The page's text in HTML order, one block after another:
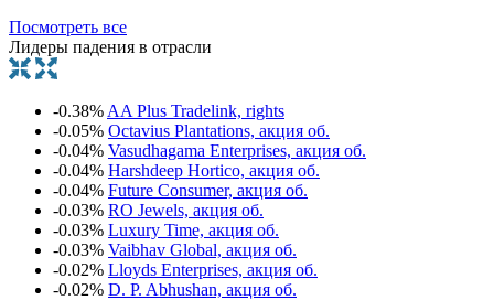
Посмотреть все
Лидеры падения в отрасли
-0.38% AA Plus Tradelink, rights
-0.05% Octavius Plantations, акция об.
-0.04% Vasudhagama Enterprises, акция об.
-0.04% Harshdeep Hortico, акция об.
-0.04% Future Consumer, акция об.
-0.03% RO Jewels, акция об.
-0.03% Luxury Time, акция об.
-0.03% Vaibhav Global, акция об.
-0.02% Lloyds Enterprises, акция об.
-0.02% D. P. Abhushan, акция об.